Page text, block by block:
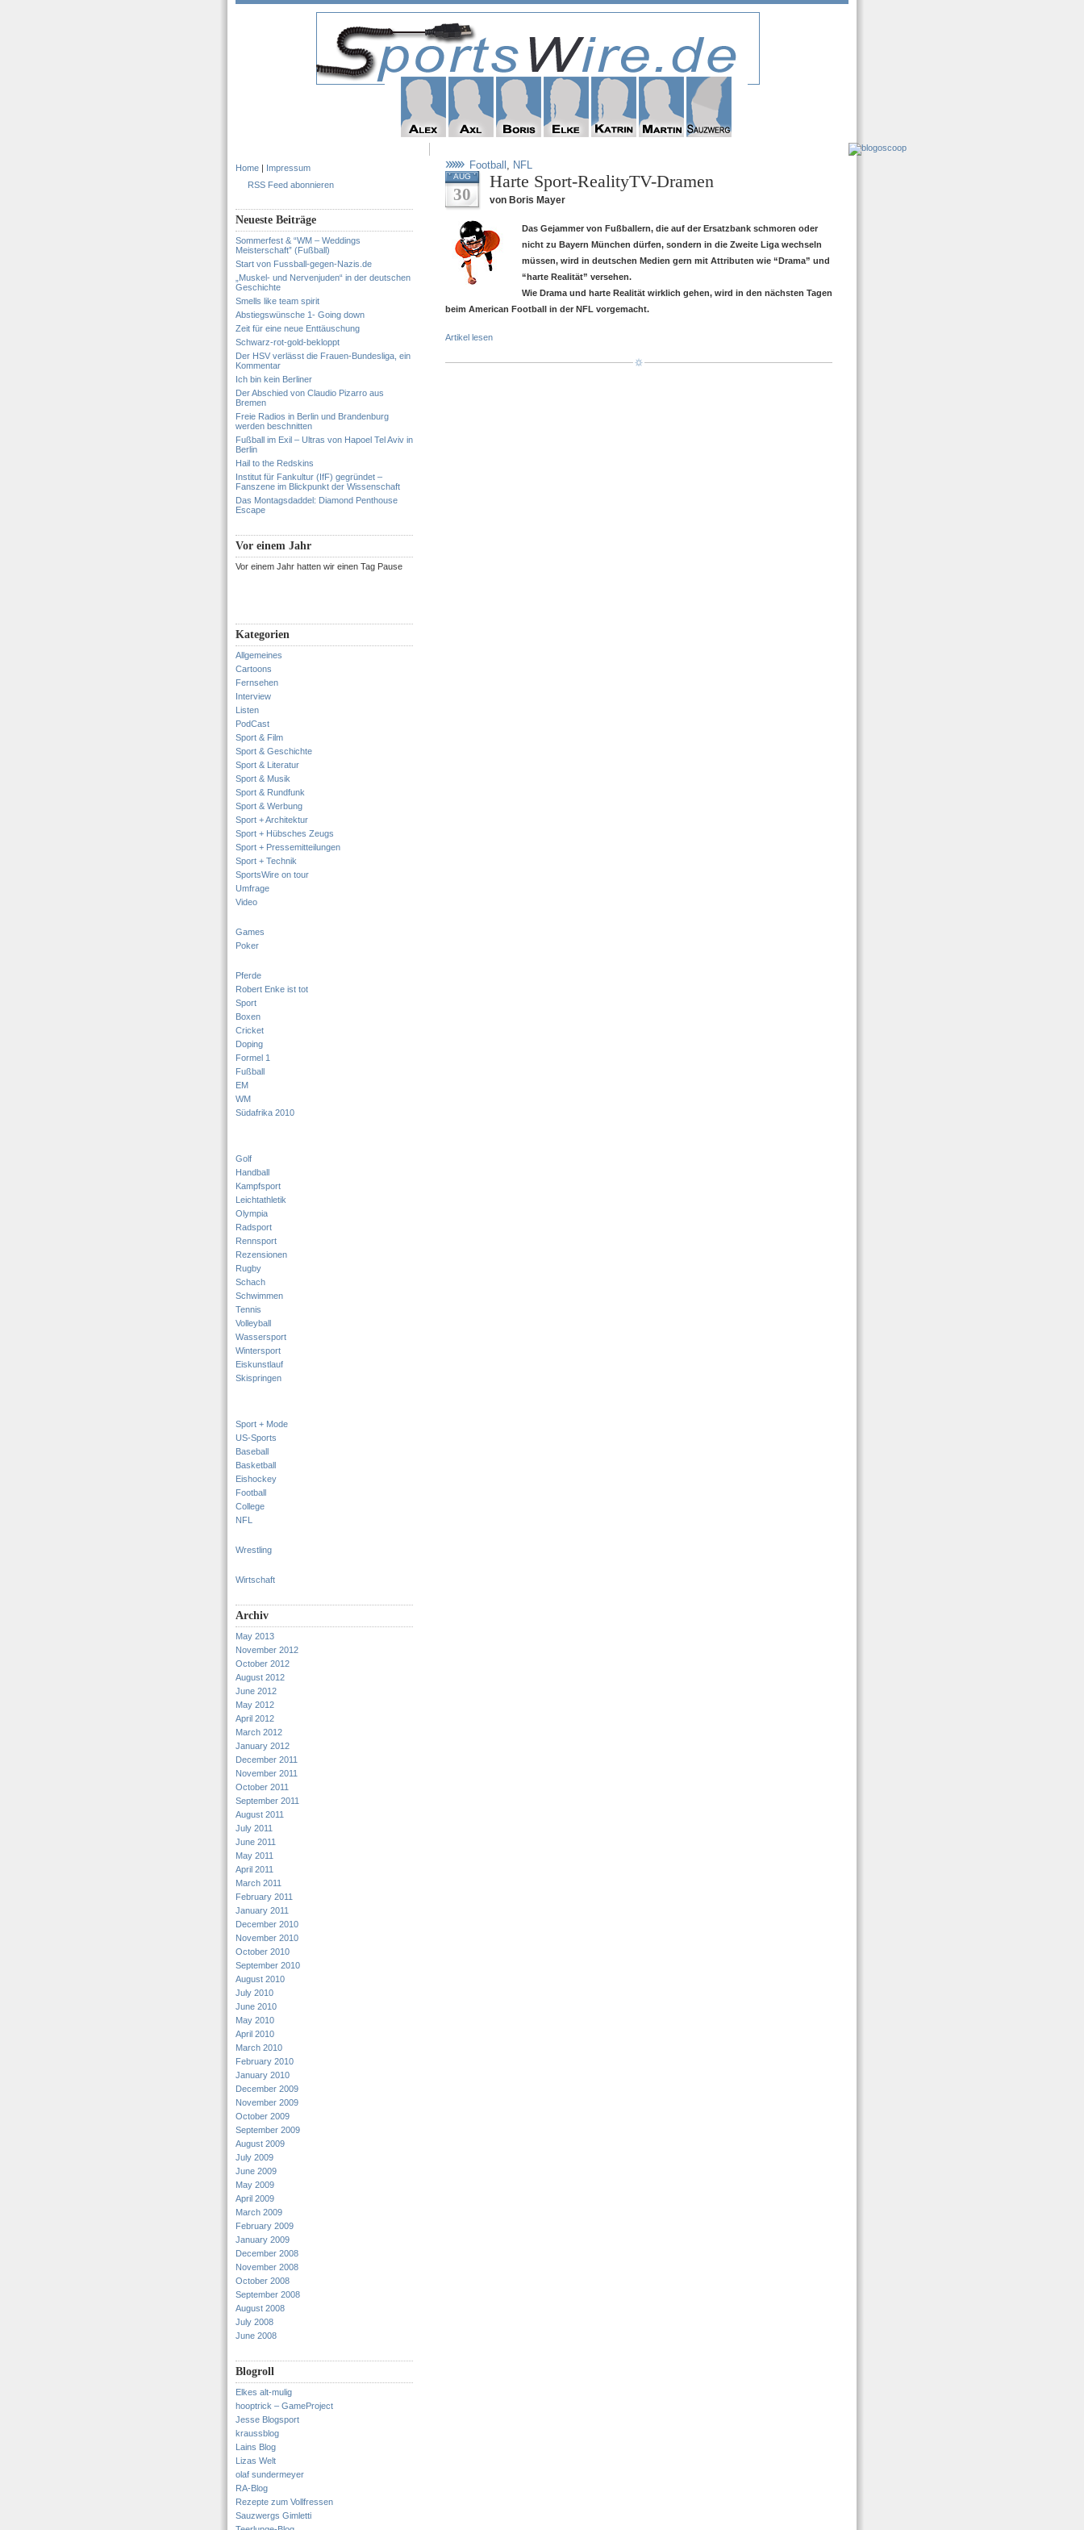
Home | Impressum
RSS Feed abonnieren
Neueste Beiträge
Sommerfest & “WM – Weddings
Meisterschaft” (Fußball)
Start von Fussball-gegen-Nazis.de
„Muskel- und Nervenjuden“ in der deutschen
Geschichte
Smells like team spirit
Abstiegswünsche 1- Going down
Zeit für eine neue Enttäuschung
Schwarz-rot-gold-bekloppt
Der HSV verlässt die Frauen-Bundesliga, ein
Kommentar
Ich bin kein Berliner
Der Abschied von Claudio Pizarro aus
Bremen
Freie Radios in Berlin und Brandenburg
werden beschnitten
Fußball im Exil – Ultras von Hapoel Tel Aviv in
Berlin
Hail to the Redskins
Institut für Fankultur (IfF) gegründet –
Fanszene im Blickpunkt der Wissenschaft
Das Montagsdaddel: Diamond Penthouse
Escape
Vor einem Jahr
Vor einem Jahr hatten wir einen Tag Pause
Kategorien
Allgemeines
Cartoons
Fernsehen
Interview
Listen
PodCast
Sport & Film
Sport & Geschichte
Sport & Literatur
Sport & Musik
Sport & Rundfunk
Sport & Werbung
Sport + Architektur
Sport + Hübsches Zeugs
Sport + Pressemitteilungen
Sport + Technik
SportsWire on tour
Umfrage
Video
Games
Poker
Pferde
Robert Enke ist tot
Sport
Boxen
Cricket
Doping
Formel 1
Fußball
EM
WM
Südafrika 2010
Golf
Handball
Kampfsport
Leichtathletik
Olympia
Radsport
Rennsport
Rezensionen
Rugby
Schach
Schwimmen
Tennis
Volleyball
Wassersport
Wintersport
Eiskunstlauf
Skispringen
Sport + Mode
US-Sports
Baseball
Basketball
Eishockey
Football
College
NFL
Wrestling
Wirtschaft
Archiv
May 2013
November 2012
October 2012
August 2012
June 2012
May 2012
April 2012
March 2012
January 2012
December 2011
November 2011
October 2011
September 2011
August 2011
July 2011
June 2011
May 2011
April 2011
March 2011
February 2011
January 2011
December 2010
November 2010
October 2010
September 2010
August 2010
July 2010
June 2010
May 2010
April 2010
March 2010
February 2010
January 2010
December 2009
November 2009
October 2009
September 2009
August 2009
July 2009
June 2009
May 2009
April 2009
March 2009
February 2009
January 2009
December 2008
November 2008
October 2008
September 2008
August 2008
July 2008
June 2008
Blogroll
Elkes alt-mulig
hooptrick – GameProject
Jesse Blogsport
kraussblog
Lains Blog
Lizas Welt
olaf sundermeyer
RA-Blog
Rezepte zum Vollfressen
Sauzwergs Gimletti
Football , NFL
AUG
30
Harte Sport-RealityTV-Dramen
von Boris Mayer
Das Gejammer von Fußballern, die auf der Ersatzbank schmoren oder
nicht zu Bayern München dürfen, sondern in die Zweite Liga wechseln
müssen, wird in deutschen Medien gern mit Attributen wie “Drama” und
“harte Realität” versehen.
Wie Drama und harte Realität wirklich gehen, wird in den nächsten Tagen
beim American Football in der NFL vorgemacht.
Artikel lesen